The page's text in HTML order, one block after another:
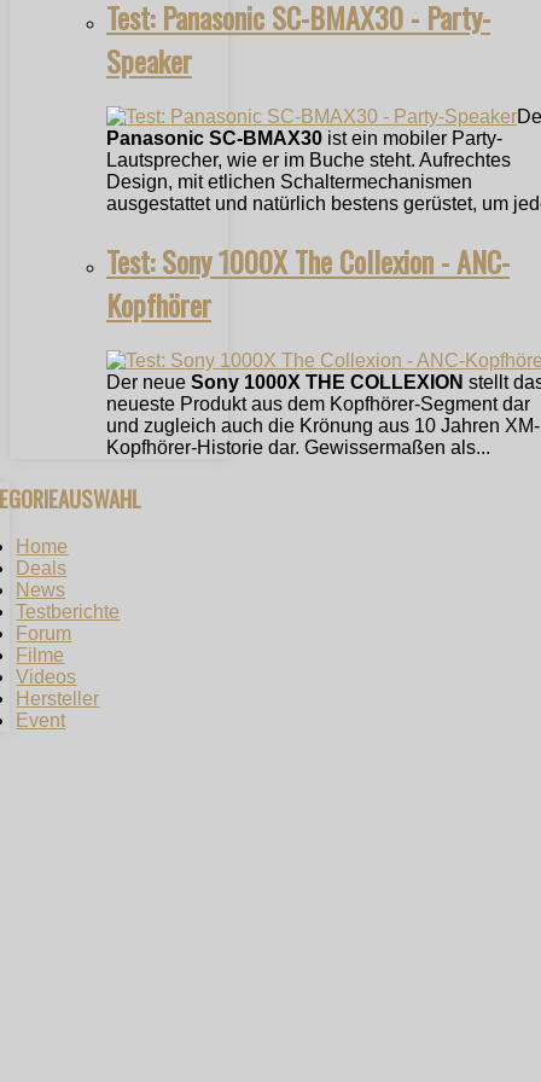
Test: Panasonic SC-BMAX30 - Party-
Speaker
Panasonic SC-BMAX30 ist ein mobiler Party-
Lautsprecher, wie er im Buche steht. Aufrechtes
Design, mit etlichen Schaltermechanismen
ausgestattet und natürlich bestens gerüstet, um
Test: Sony 1000X The Collexion - ANC-
Kopfhörer
Der neue Sony 1000X THE COLLEXION stellt
neueste Produkt aus dem Kopfhörer-Segment dar
und zugleich auch die Krönung aus 10 Jahren XM-
Kopfhörer-Historie dar. Gewissermaßen als...
Home
Deals
News
Testberichte
Forum
Filme
Videos
Hersteller
Event